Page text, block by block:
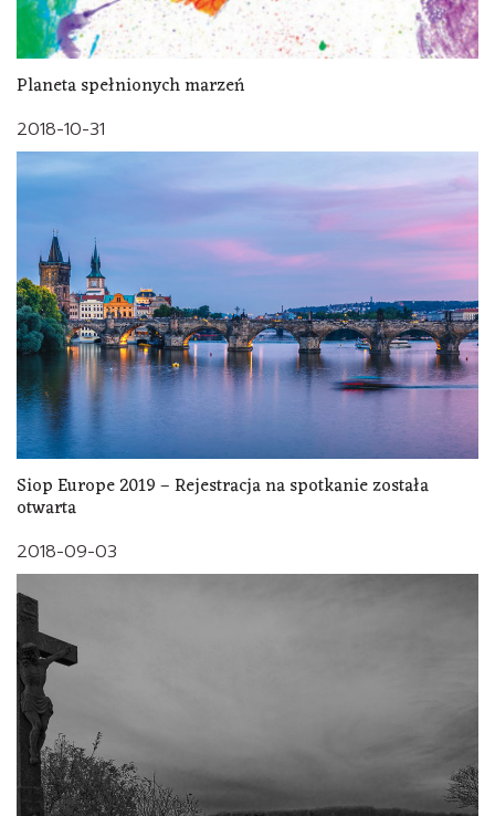
Planeta spełnionych marzeń
2018-10-31
Siop Europe 2019 – Rejestracja na spotkanie została
otwarta
2018-09-03